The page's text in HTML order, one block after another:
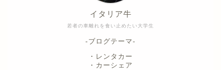
若者の車離れを食い止めたい大学生
イタリア牛
-ブログテーマ-
・レンタカー
・カーシェア